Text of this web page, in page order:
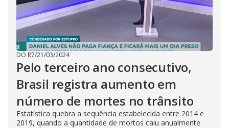
DO R7/21/03/2024
Pelo terceiro ano consecutivo,
Brasil registra aumento em
número de mortes no trânsito
Estatística quebra a sequência estabelecida entre 2014 e
2019, quando a quantidade de mortos caiu anualmente